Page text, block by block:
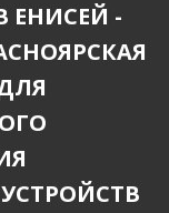
ЕНИСЕЙ -